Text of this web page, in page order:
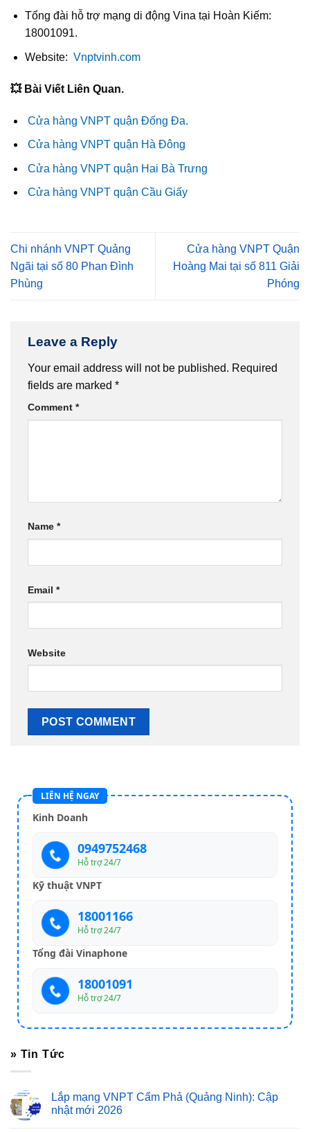
Tổng đài hỗ trợ mạng di động Vina tại Hoàn Kiếm:
18001091.
Website: Vnptvinh.com
💥 Bài Viết Liên Quan.
Cửa hàng VNPT quận Đống Đa.
Cửa hàng VNPT quận Hà Đông
Cửa hàng VNPT quận Hai Bà Trưng
Cửa hàng VNPT quận Cầu Giấy
Chi nhánh VNPT Quảng
Ngãi tại số 80 Phan Đình
Phùng
Cửa hàng VNPT Quận
Hoàng Mai tại số 811 Giải
Phóng
Leave a Reply
Your email address will not be published. Required
fields are marked *
Comment *
Name *
Email *
Website
LIÊN HỆ NGAY
Kinh Doanh
0949752468
Hỗ trợ 24/7
Kỹ thuật VNPT
18001166
Hỗ trợ 24/7
Tổng đài Vinaphone
18001091
Hỗ trợ 24/7
» Tin Tức
Lắp mạng VNPT Cẩm Phả (Quảng Ninh): Cập
nhật mới 2026